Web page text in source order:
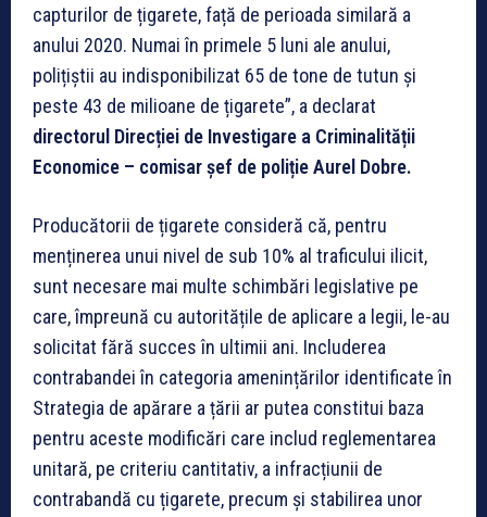
capturilor de țigarete, față de perioada similară a
anului 2020. Numai în primele 5 luni ale anului,
polițiștii au indisponibilizat 65 de tone de tutun și
peste 43 de milioane de țigarete”, a declarat
directorul Direcției de Investigare a Criminalității
Economice – comisar șef de poliție Aurel Dobre.
Producătorii de țigarete consideră că, pentru
menținerea unui nivel de sub 10% al traficului ilicit,
sunt necesare mai multe schimbări legislative pe
care, împreună cu autoritățile de aplicare a legii, le-au
solicitat fără succes în ultimii ani. Includerea
contrabandei în categoria amenințărilor identificate în
Strategia de apărare a țării ar putea constitui baza
pentru aceste modificări care includ reglementarea
unitară, pe criteriu cantitativ, a infracțiunii de
contrabandă cu țigarete, precum și stabilirea unor